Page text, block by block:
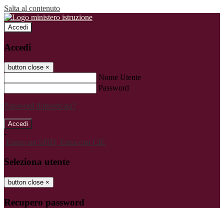
Salta al contenuto
Accedi
Accedi
button close ×
Nome Utente
Password
Password dimenticata?
-
Entra con SPID Entra con CIE
Seleziona utente
button close ×
Recupero password